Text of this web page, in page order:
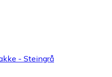
- Steingrå